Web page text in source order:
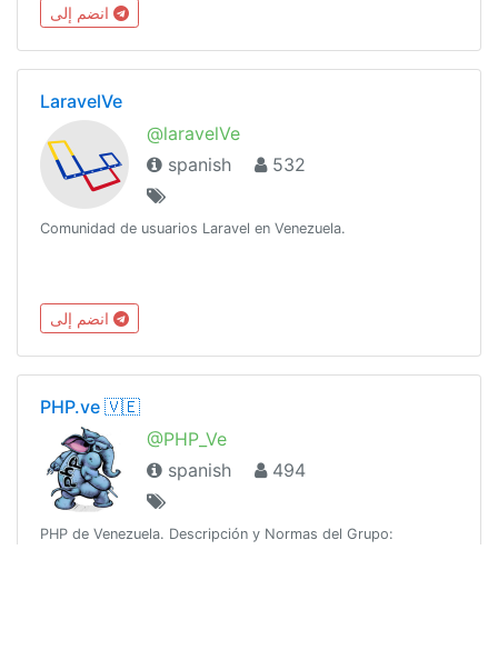
LaravelVe
@laravelVe
spanish
532
Comunidad de usuarios Laravel en Venezuela.
PHP.ve 🇻🇪
@PHP_Ve
spanish
494
PHP de Venezuela. Descripción y Normas del Grupo: